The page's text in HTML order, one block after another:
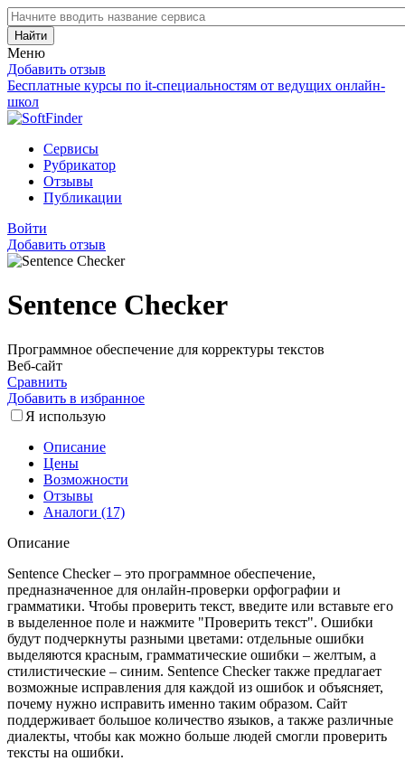
Найти
Меню
Добавить отзыв
Бесплатные курсы по it-специальностям от ведущих онлайн-
школ
Сервисы
Рубрикатор
Отзывы
Публикации
Войти
Добавить отзыв
Sentence Checker
Программное обеспечение для корректуры текстов
Веб-сайт
Сравнить
Добавить в избранное
Я использую
Описание
Цены
Возможности
Отзывы
Аналоги (17)
Описание
Sentence Checker – это программное обеспечение,
предназначенное для онлайн-проверки орфографии и
грамматики. Чтобы проверить текст, введите или вставьте его
в выделенное поле и нажмите "Проверить текст". Ошибки
будут подчеркнуты разными цветами: отдельные ошибки
выделяются красным, грамматические ошибки – желтым, а
стилистические – синим. Sentence Checker также предлагает
возможные исправления для каждой из ошибок и объясняет,
почему нужно исправить именно таким образом. Сайт
поддерживает большое количество языков, а также различные
диалекты, чтобы как можно больше людей смогли проверить
тексты на ошибки.